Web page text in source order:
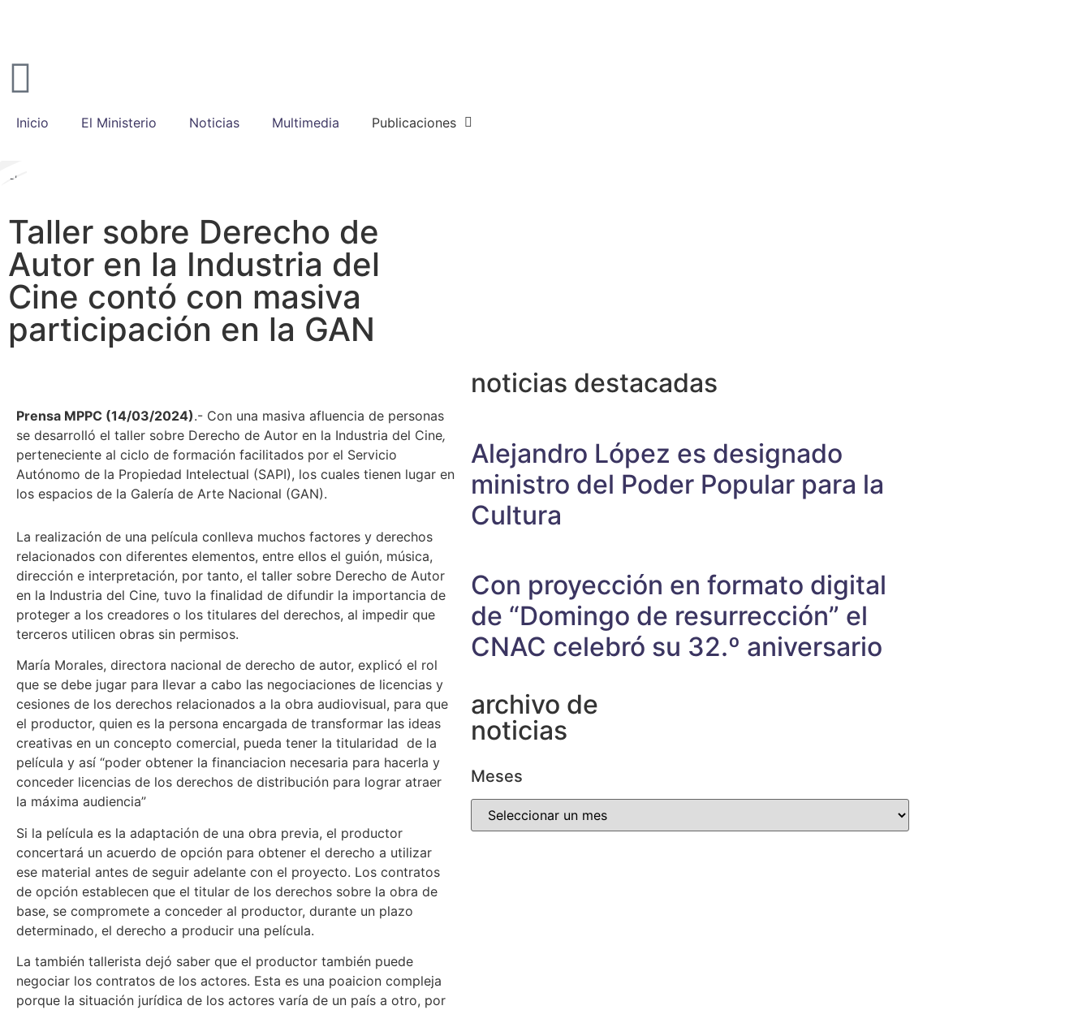
Inicio El Ministerio Noticias Multimedia Publicaciones
Taller sobre Derecho de
Autor en la Industria del
Cine contó con masiva
participación en la GAN
Prensa MPPC (14/03/2024).- Con una masiva afluencia de personas
se desarrolló el taller sobre Derecho de Autor en la Industria del Cine,
perteneciente al ciclo de formación facilitados por el Servicio
Autónomo de la Propiedad Intelectual (SAPI), los cuales tienen lugar en
los espacios de la Galería de Arte Nacional (GAN).
La realización de una película conlleva muchos factores y derechos
relacionados con diferentes elementos, entre ellos el guión, música,
dirección e interpretación, por tanto, el taller sobre Derecho de Autor
en la Industria del Cine, tuvo la finalidad de difundir la importancia de
proteger a los creadores o los titulares del derechos, al impedir que
terceros utilicen obras sin permisos.
María Morales, directora nacional de derecho de autor, explicó el rol
que se debe jugar para llevar a cabo las negociaciones de licencias y
cesiones de los derechos relacionados a la obra audiovisual, para que
el productor, quien es la persona encargada de transformar las ideas
creativas en un concepto comercial, pueda tener la titularidad de la
película y así “poder obtener la financiacion necesaria para hacerla y
conceder licencias de los derechos de distribución para lograr atraer
la máxima audiencia”
Si la película es la adaptación de una obra previa, el productor
concertará un acuerdo de opción para obtener el derecho a utilizar
ese material antes de seguir adelante con el proyecto. Los contratos
de opción establecen que el titular de los derechos sobre la obra de
base, se compromete a conceder al productor, durante un plazo
determinado, el derecho a producir una película.
La también tallerista dejó saber que el productor también puede
negociar los contratos de los actores. Esta es una poaicion compleja
porque la situación jurídica de los actores varía de un país a otro, por
noticias destacadas
Alejandro López es designado
ministro del Poder Popular para la
Cultura
Con proyección en formato digital
de “Domingo de resurrección” el
CNAC celebró su 32.º aniversario
archivo de
noticias
Meses